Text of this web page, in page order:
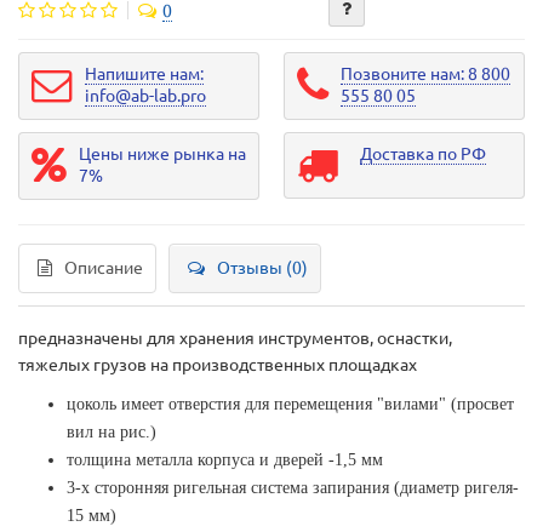
0
Напишите нам:
info@ab-lab.pro
Позвоните нам: 8 800
555 80 05
Цены ниже рынка на
7%
Доставка по РФ
Описание Отзывы (0)
предназначены для хранения инструментов, оснастки,
тяжелых грузов на производственных площадках
цоколь имеет отверстия для перемещения "вилами" (просвет
вил на рис.)
толщина металла корпуса и дверей -1,5 мм
3-х сторонняя ригельная система запирания (диаметр ригеля-
15 мм)